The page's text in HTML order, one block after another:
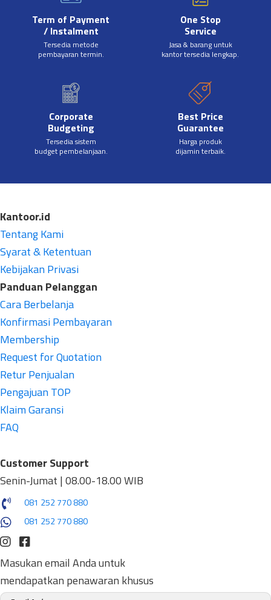
Term of Payment
/ Instalment
Tersedia metode
pembayaran termin.
One Stop
Service
Jasa & barang untuk
kantor tersedia lengkap.
Corporate
Budgeting
Tersedia sistem
budget pembelanjaan.
Best Price
Guarantee
Harga produk
dijamin terbaik.
Kantoor.id
Tentang Kami
Syarat & Ketentuan
Kebijakan Privasi
Panduan Pelanggan
Cara Berbelanja
Konfirmasi Pembayaran
Membership
Request for Quotation
Retur Penjualan
Pengajuan TOP
Klaim Garansi
FAQ
Customer Support
Senin-Jumat | 08.00-18.00 WIB
081 252 770 880
081 252 770 880
Masukan email Anda untuk
mendapatkan penawaran khusus